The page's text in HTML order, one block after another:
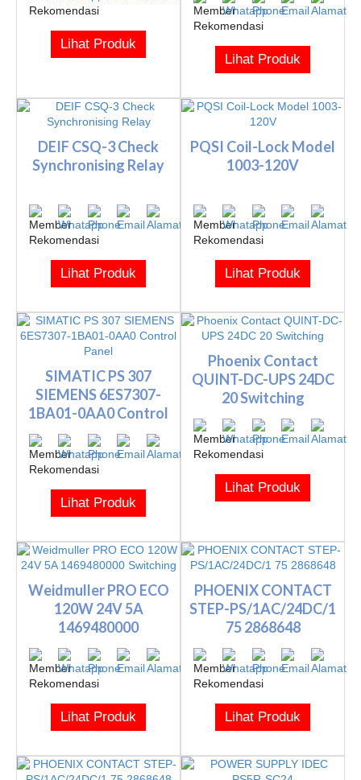
Lihat Produk
Lihat Produk
DEIF CSQ-3 Check
Synchronising Relay
Lihat Produk
PQSI Coil-Lock Model
1003-120V
Lihat Produk
SIMATIC PS 307
SIEMENS 6ES7307-
1BA01-0AA0 Control
Panel
Lihat Produk
Phoenix Contact
QUINT-DC-UPS 24DC
20 Switching
Lihat Produk
Weidmuller PRO ECO
120W 24V 5A
1469480000
Switching
Lihat Produk
PHOENIX CONTACT
STEP-PS/1AC/24DC/1
75 2868648
Lihat Produk